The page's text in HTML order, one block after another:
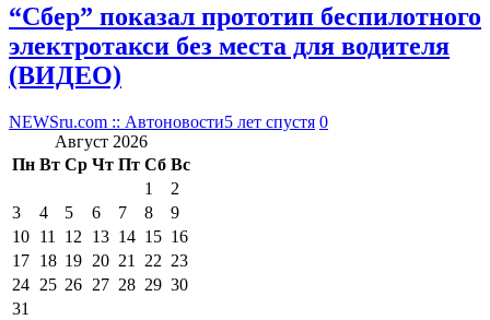
“Сбер” показал прототип беспилотного
электротакси без места для водителя
(ВИДЕО)
NEWSru.com :: Автоновости5 лет спустя 0
Август 2026
Пн Вт Ср Чт Пт Сб Вс
1
2
3
4 5 6 7 8
9
10 11 12 13 14 15 16
17 18 19 20 21 22 23
24 25 26 27 28 29 30
31